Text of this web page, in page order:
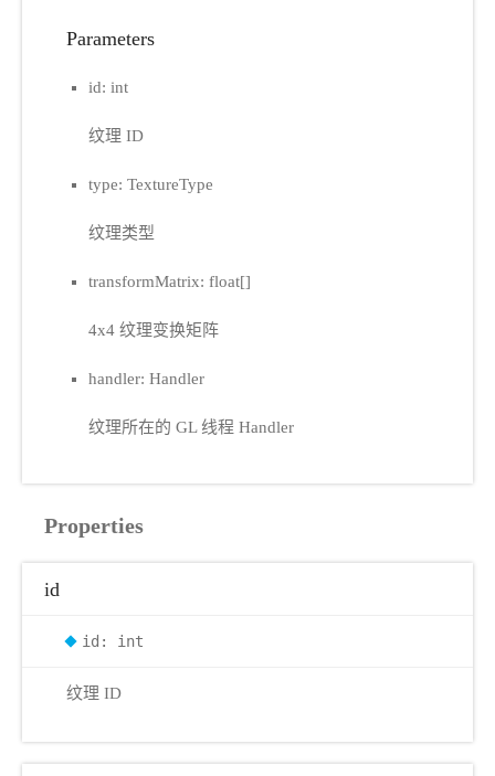
Parameters
id: int
纹理 ID
type: TextureType
纹理类型
transformMatrix: float[]
4x4 纹理变换矩阵
handler: Handler
纹理所在的 GL 线程 Handler
Properties
id
id: int
纹理 ID